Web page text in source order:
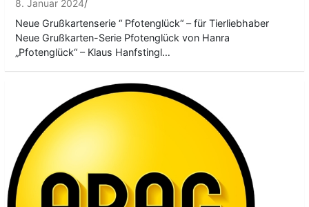
8. Januar 2024
Neue Grußkartenserie “ Pfotenglück“ – für Tierliebhaber
Neue Grußkarten-Serie Pfotenglück von Hanra
„Pfotenglück“ – Klaus Hanfstingl…